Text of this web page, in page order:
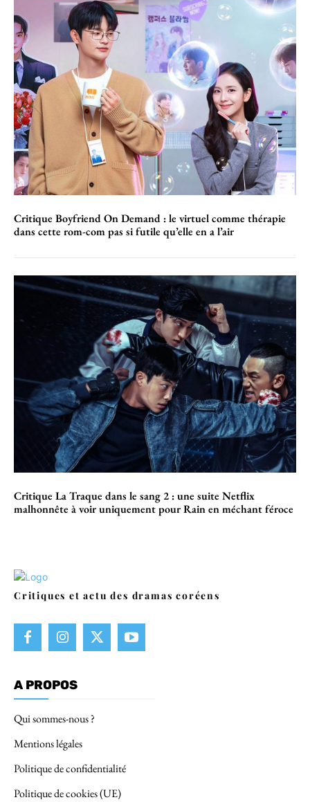
Critique Boyfriend On Demand : le virtuel comme thérapie
dans cette rom-com pas si futile qu’elle en a l’air
Critique La Traque dans le sang 2 : une suite Netflix
malhonnête à voir uniquement pour Rain en méchant féroce
Critiques et actu des dramas coréens
A PROPOS
Qui sommes-nous ?
Mentions légales
Politique de confidentialité
Politique de cookies (UE)